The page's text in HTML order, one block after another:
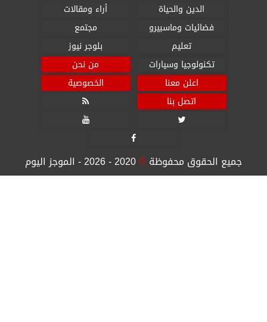
الدين والحياة
أراء ومقالات
فضائيات وماسبيرو
مجتمع
تعليم
بلوجر نيوز
تكنولوجيا وسيارات
من نحن
اعلن معنا
الخصوصية
اتصل بنا




جميع الحقوق محفوظة©